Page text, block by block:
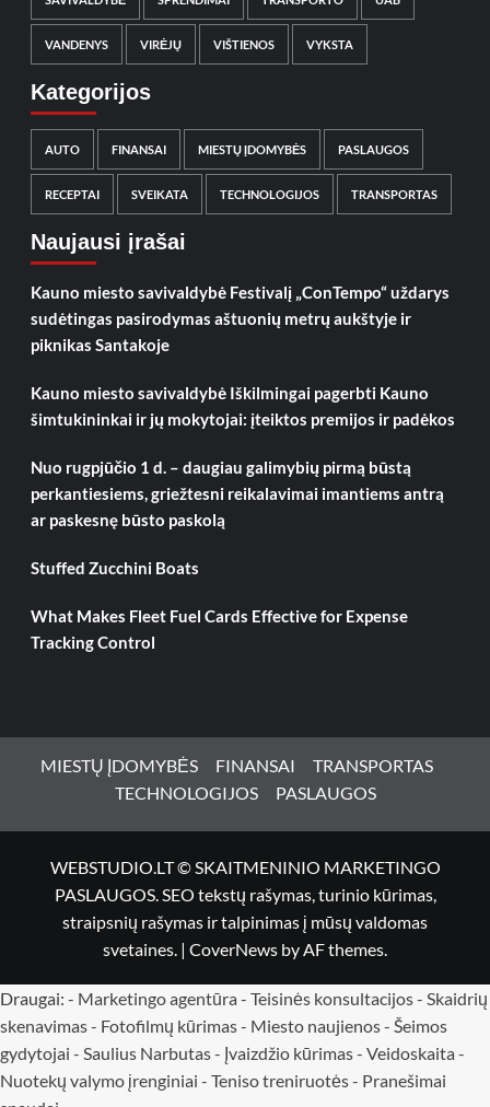
VANDENYS VIRĖJŲ VIŠTIENOS VYKSTA
Kategorijos
AUTO FINANSAI MIESTŲ ĮDOMYBĖS PASLAUGOS
RECEPTAI SVEIKATA TECHNOLOGIJOS TRANSPORTAS
Naujausi įrašai
Kauno miesto savivaldybė Festivalį „ConTempo“ uždarys
sudėtingas pasirodymas aštuonių metrų aukštyje ir
piknikas Santakoje
Kauno miesto savivaldybė Iškilmingai pagerbti Kauno
šimtukininkai ir jų mokytojai: įteiktos premijos ir padėkos
Nuo rugpjūčio 1 d. – daugiau galimybių pirmą būstą
perkantiesiems, griežtesni reikalavimai imantiems antrą
ar paskesnę būsto paskolą
Stuffed Zucchini Boats
What Makes Fleet Fuel Cards Effective for Expense
Tracking Control
MIESTŲ ĮDOMYBĖS FINANSAI
TRANSPORTAS
TECHNOLOGIJOS
PASLAUGOS
WEBSTUDIO.LT © SKAITMENINIO MARKETINGO
PASLAUGOS. SEO tekstų rašymas, turinio kūrimas,
straipsnių rašymas ir talpinimas į mūsų valdomas
svetaines. | CoverNews by AF themes.
Draugai: - Marketingo agentūra - Teisinės konsultacijos- Skaidrių
skenavimas- Fotofilmų kūrimas- Miesto naujienos- Šeimos
gydytojai - Saulius Narbutas- Įvaizdžio kūrimas- Veidoskaita -
Nuotekų valymo įrenginiai - Teniso treniruotės- Pranešimai